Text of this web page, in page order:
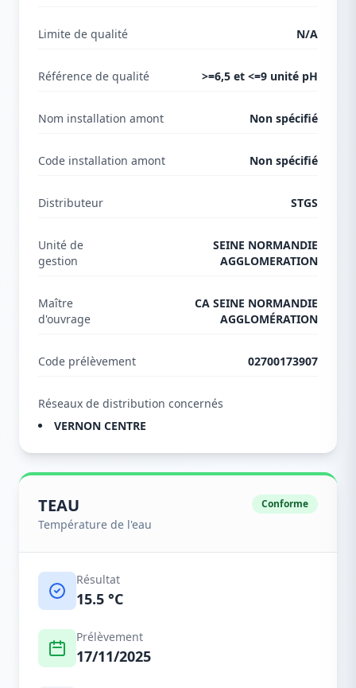
Limite de qualité N/A
Référence de qualité >=6,5 et <=9 unité pH
Nom installation amont Non spécifié
Code installation amont Non spécifié
Distributeur STGS
Unité de
gestion
SEINE NORMANDIE
AGGLOMERATION
Maître
d'ouvrage
CA SEINE NORMANDIE
AGGLOMÉRATION
Code prélèvement 02700173907
Réseaux de distribution concernés
VERNON CENTRE
TEAU
Température de l'eau
Conforme
Résultat
15.5 °C
Prélèvement
17/11/2025